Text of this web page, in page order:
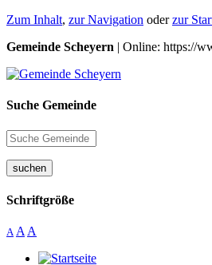
Zum Inhalt, zur Navigation oderzur
Gemeinde Scheyern | Online: https://
Suche Gemeinde
suchen
Schriftgröße
A A A